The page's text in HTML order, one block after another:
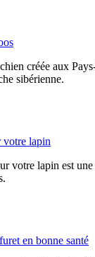
créée aux
sibérienne.
votre lapin
votre lapin est
en bonne santé